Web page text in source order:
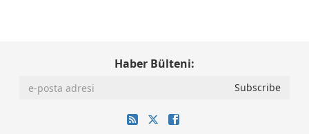
Haber Bülteni: